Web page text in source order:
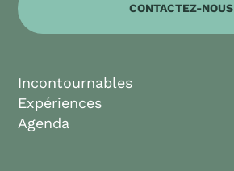
CONTACTEZ-NOUS
Incontournables
Expériences
Agenda